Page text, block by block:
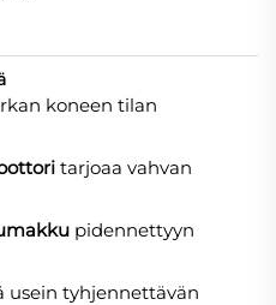
koneen tilan
tarjoaa vahvan
pidennettyyn
usein tyhjennettävän